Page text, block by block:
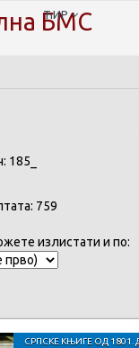
БМС
ЋИР
185_
759
излистати и по:
СРПСКЕ КЊИГЕ ОД 1801.